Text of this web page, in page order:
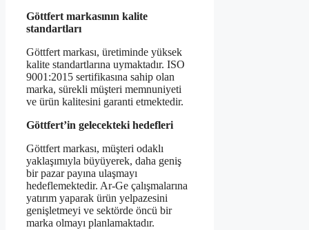
Göttfert markasının kalite
standartları
Göttfert markası, üretiminde yüksek
kalite standartlarına uymaktadır. ISO
9001:2015 sertifikasına sahip olan
marka, sürekli müşteri memnuniyeti
ve ürün kalitesini garanti etmektedir.
Göttfert’in gelecekteki hedefleri
Göttfert markası, müşteri odaklı
yaklaşımıyla büyüyerek, daha geniş
bir pazar payına ulaşmayı
hedeflemektedir. Ar-Ge çalışmalarına
yatırım yaparak ürün yelpazesini
genişletmeyi ve sektörde öncü bir
marka olmayı planlamaktadır.